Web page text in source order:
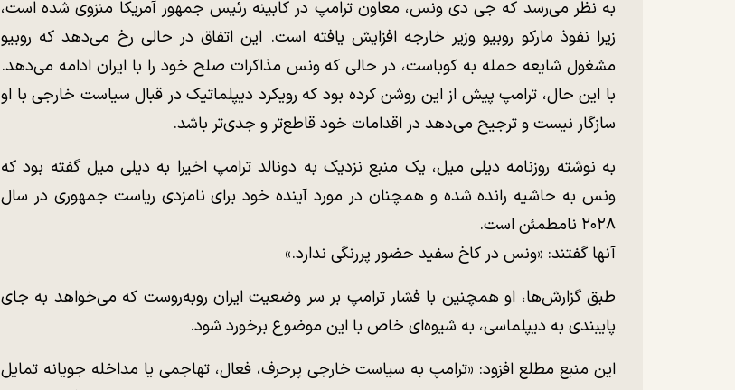
به نظر می‌رسد که جی دی ونس، معاون ترامپ در کابینه رئیس جمهور آمریکا منزوی شده است،
زیرا نفوذ مارکو روبیو وزیر خارجه افزایش یافته است. این اتفاق در حالی رخ می‌دهد که روبیو
مشغول شایعه حمله به کوباست، در حالی که ونس مذاکرات صلح خود را با ایران ادامه می‌دهد.
با این حال، ترامپ پیش از این روشن کرده بود که رویکرد دیپلماتیک در قبال سیاست خارجی با او
سازگار نیست و ترجیح می‌دهد در اقدامات خود قاطع‌تر و جدی‌تر باشد.
به نوشته روزنامه دیلی میل، یک منبع نزدیک به دونالد ترامپ اخیرا به دیلی میل گفته بود که
ونس به حاشیه رانده شده و همچنان در مورد آینده خود برای نامزدی ریاست جمهوری در سال
۲۰۲۸ نامطمئن است.
آنها گفتند: «ونس در کاخ سفید حضور پررنگی ندارد.»
طبق گزارش‌ها، او همچنین با فشار ترامپ بر سر وضعیت ایران روبه‌روست که می‌خواهد به جای
پایبندی به دیپلماسی، به شیوه‌ای خاص با این موضوع برخورد شود.
این منبع مطلع افزود: «ترامپ به سیاست خارجی پرحرف، فعال، تهاجمی یا مداخله جویانه تمایل